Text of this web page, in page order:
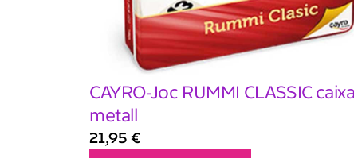
CAYRO-Joc RUMMI CLASSIC caixa
metall
21,95 €